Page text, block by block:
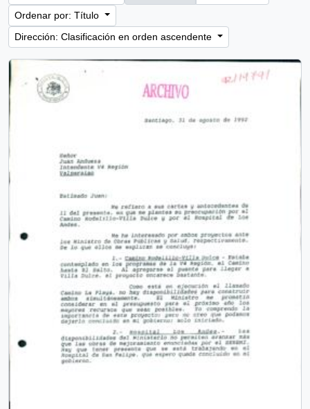
Ordenar por: Título
Dirección: Clasificación en orden ascendente